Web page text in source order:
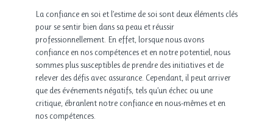
La confiance en soi et l’estime de soi sont deux éléments clés
pour se sentir bien dans sa peau et réussir
professionnellement. En effet, lorsque nous avons
confiance en nos compétences et en notre potentiel, nous
sommes plus susceptibles de prendre des initiatives et de
relever des défis avec assurance. Cependant, il peut arriver
que des événements négatifs, tels qu’un échec ou une
critique, ébranlent notre confiance en nous-mêmes et en
nos compétences.